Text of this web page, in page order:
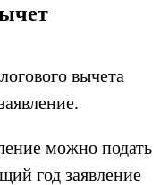
вычета
можно подать
год заявление